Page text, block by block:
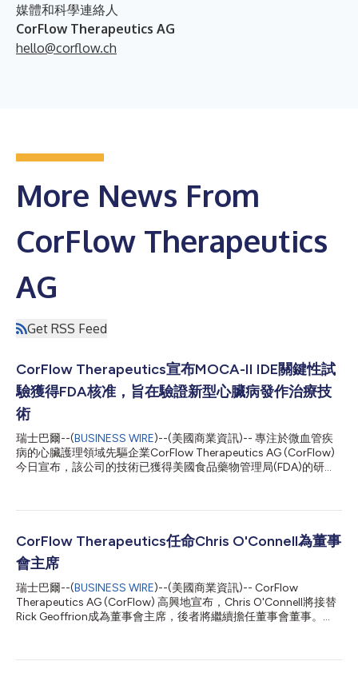
媒體和科學連絡人
CorFlow Therapeutics AG
hello@corflow.ch
More News From
CorFlow Therapeutics
AG
Get RSS Feed
CorFlow Therapeutics宣布MOCA-II IDE關鍵性試
驗獲得FDA核准，旨在驗證新型心臟病發作治療技
術
瑞士巴爾--(BUSINESS WIRE)--(美國商業資訊)-- 專注於微血管疾
病的心臟護理領域先驅企業CorFlow Therapeutics AG (CorFlow)
今日宣布，該公司的技術已獲得美國食品藥物管理局(FDA)的研究
展開相關培訓，並開始招募接受心臟病治療的病患。 這項名為
在原發性經皮冠狀動脈介入治療(PCI)過程中診斷微血管阻塞(MVO)
存在與否的準確性。主要終點是將CoFI診斷結果與心臟磁振造影
(MRI)掃描的診斷參考標準進行對比。該試驗已獲准在美國和歐洲
的知名研究機構招募200多名ST段上升型心肌梗塞(STEMI)病患。
在2024年成功完成MOCA-I首次人體試驗後，MOCA-II研究成為將
這一獨特技術推向全球介入心臟病學家的關鍵一步，協助其快速診
斷心臟病發作病患的MVO問題。這進而可望為大量MVO病患帶來
CorFlow Therapeutics任命Chris O'Connell為董事
會主席
瑞士巴爾--(BUSINESS WIRE)--(美國商業資訊)-- CorFlow
Therapeutics AG (CorFlow) 高興地宣布，Chris O'Connell將接替
Rick Geoffrion成為董事會主席，後者將繼續擔任董事會董事。
年，在公司快速擴張時期任職於多個業務領域和職能部門，在成為